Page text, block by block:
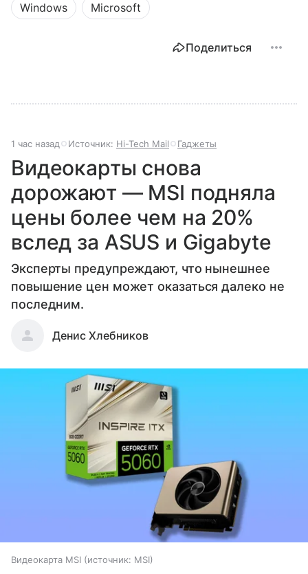
Windows Microsoft
Поделиться
1 час назад Источник: Hi-Tech Mail Гаджеты
Видеокарты снова
дорожают — MSI подняла
цены более чем на 20%
вслед за ASUS и Gigabyte
Эксперты предупреждают, что нынешнее
повышение цен может оказаться далеко не
последним.
Денис Хлебников
Видеокарта MSI источник: MSI